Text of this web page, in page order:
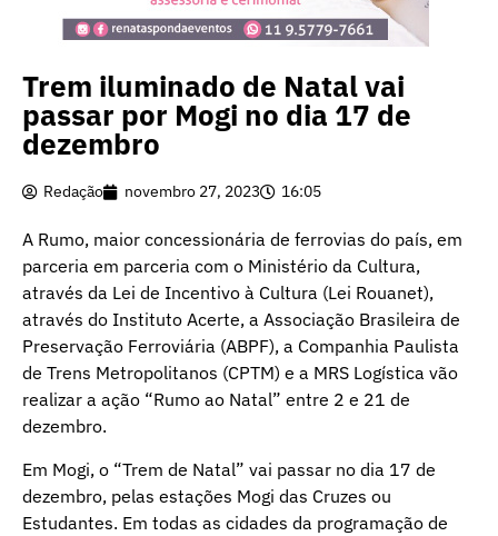
Trem iluminado de Natal vai
passar por Mogi no dia 17 de
dezembro
Redação novembro 27, 2023 16:05
A Rumo, maior concessionária de ferrovias do país, em
parceria em parceria com o Ministério da Cultura,
através da Lei de Incentivo à Cultura (Lei Rouanet),
através do Instituto Acerte, a Associação Brasileira de
Preservação Ferroviária (ABPF), a Companhia Paulista
de Trens Metropolitanos (CPTM) e a MRS Logística vão
realizar a ação “Rumo ao Natal” entre 2 e 21 de
dezembro.
Em Mogi, o “Trem de Natal” vai passar no dia 17 de
dezembro, pelas estações Mogi das Cruzes ou
Estudantes. Em todas as cidades da programação de